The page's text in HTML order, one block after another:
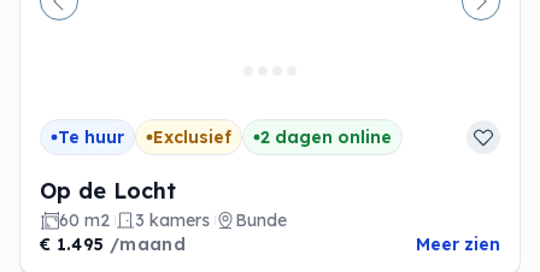
Vorige
Te huur Exclusief 2 dagen online
Op de Locht
60 m2 3 kamers
Bunde
€ 1.495 /maand Meer zien